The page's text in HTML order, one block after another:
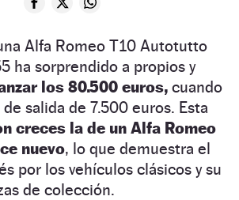
Alfa Romeo T10 Autotutto
ha sorprendido a propios y
los 80.500 euros, cuando
salida de 7.500 euros. Esta
creces la de un Alfa Romeo
nuevo, lo que demuestra el
por los vehículos clásicos y su
de colección.